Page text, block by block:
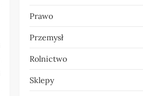
Prawo
Przemysł
Rolnictwo
Sklepy